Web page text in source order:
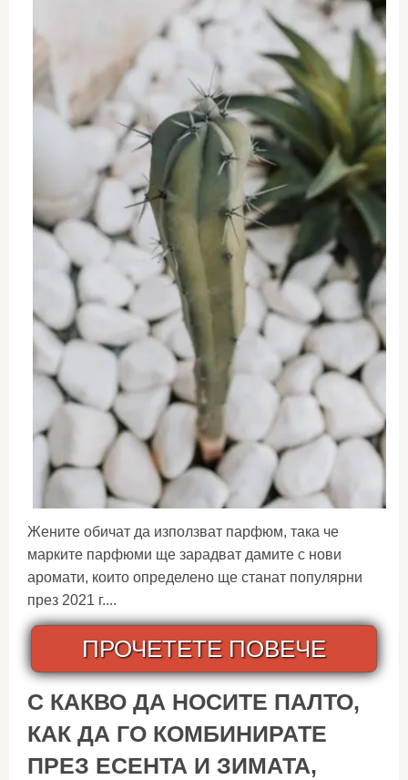
Жените обичат да използват парфюм, така че
марките парфюми ще зарадват дамите с нови
аромати, които определено ще станат популярни
през 2021 г....
ПРОЧЕТЕТЕ ПОВЕЧЕ
С КАКВО ДА НОСИТЕ ПАЛТО,
КАК ДА ГО КОМБИНИРАТЕ
ПРЕЗ ЕСЕНТА И ЗИМАТА,